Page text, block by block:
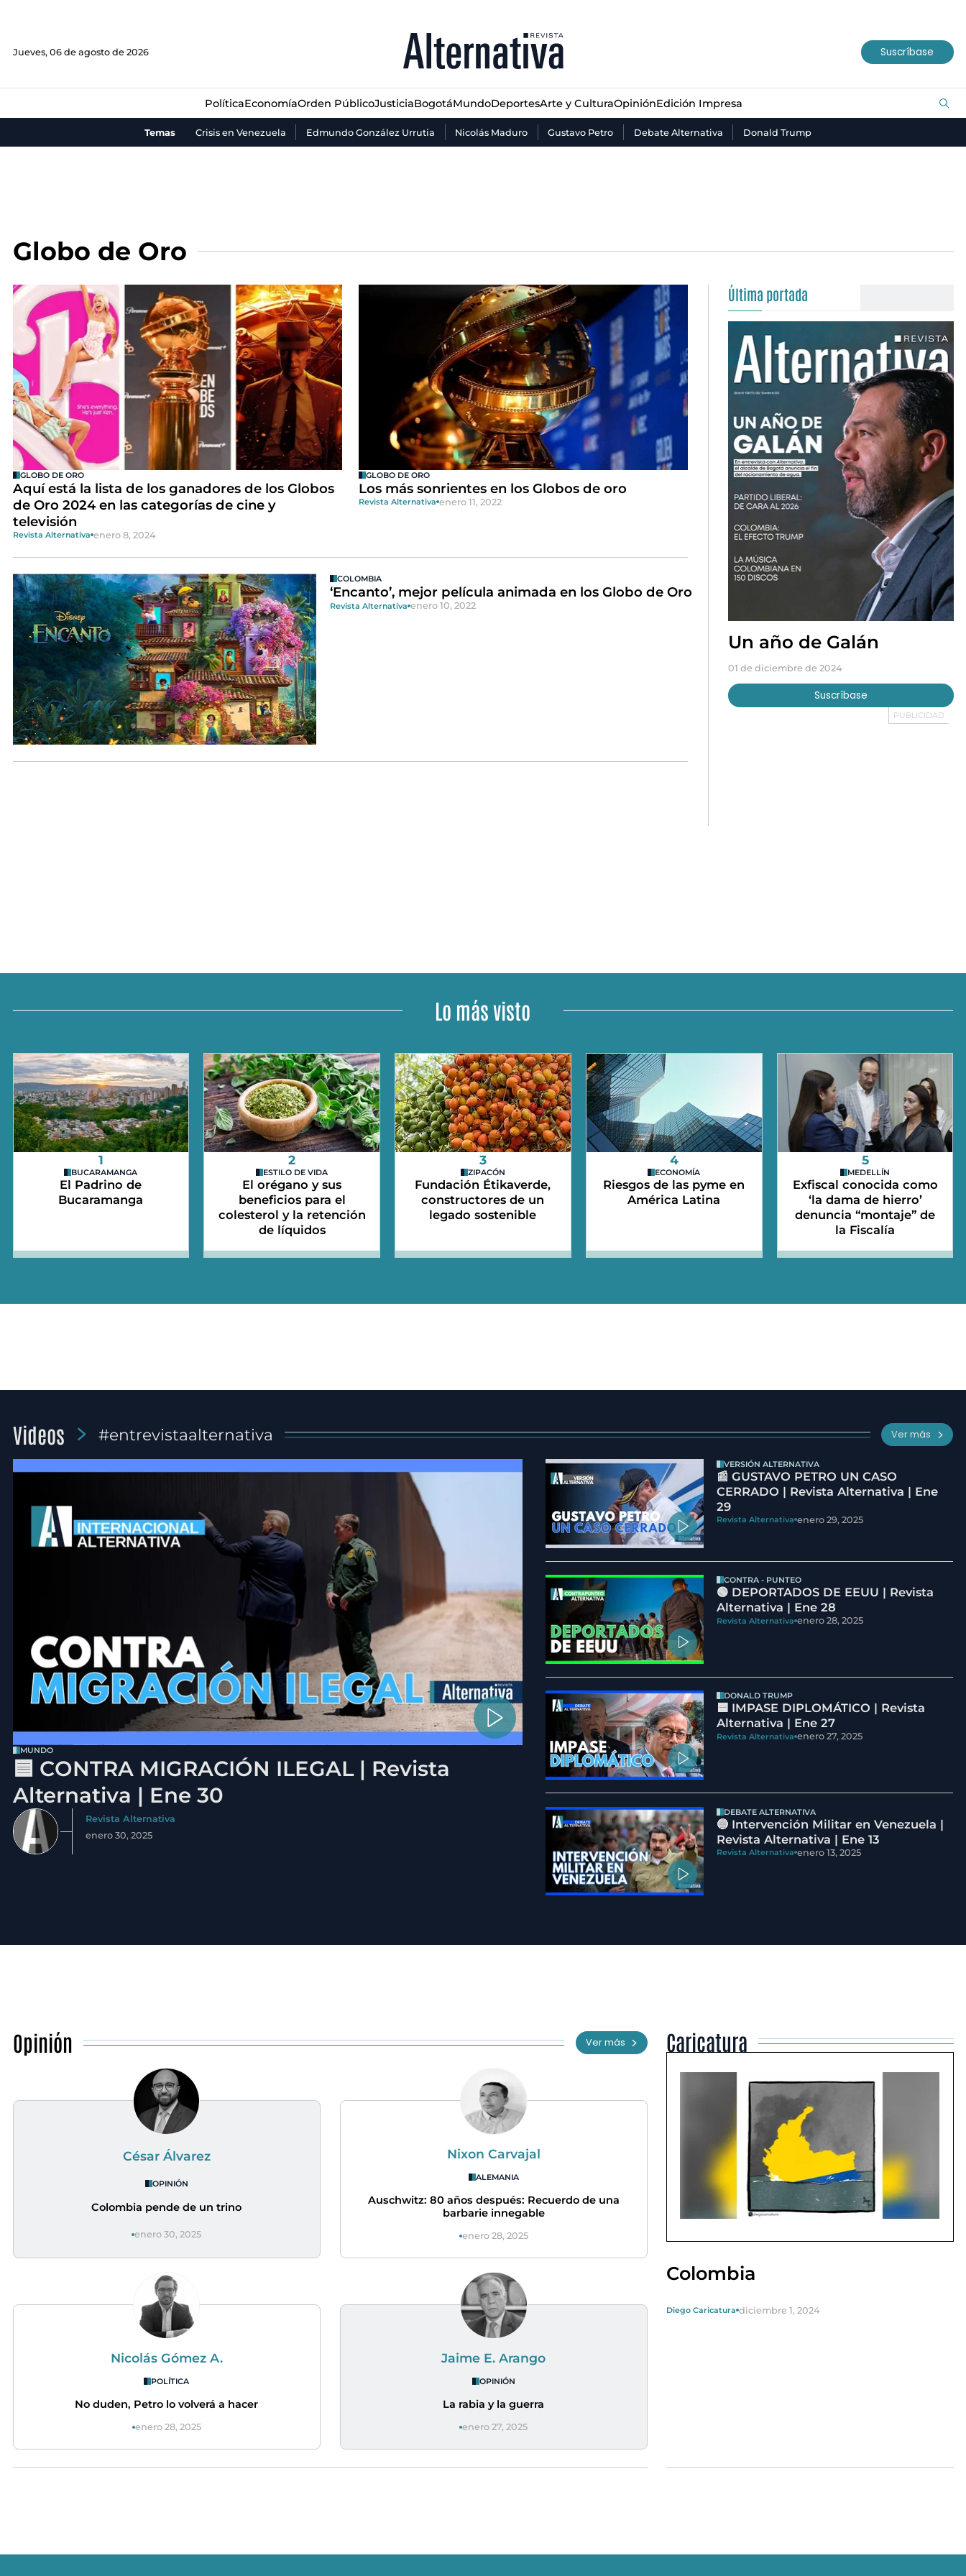
Jueves, 06 de agosto de 2026 Suscríbase
PolíticaEconomíaOrden PúblicoJusticiaBogotáMundoDeportesArte y CulturaOpiniónEdición Impresa
Temas Crisis en Venezuela Edmundo González Urrutia Nicolás Maduro Gustavo Petro Debate Alternativa Donald Trump
JusticiaBogotáMundo Deportes Arte y Cultura
Globo de Oro
GLOBO DE ORO
Aquí está la lista de los ganadores de los Globos
de Oro 2024 en las categorías de cine y
televisión
Revista Alternativa enero 8, 2024
GLOBO DE ORO
Los más sonrientes en los Globos de oro
Revista Alternativa enero 11, 2022
COLOMBIA
‘Encanto’, mejor película animada en los Globo de Oro
Revista Alternativa enero 10, 2022
Última portada
Un año de Galán
01 de diciembre de 2024
Suscríbase
Lo más visto
1
BUCARAMANGA
El Padrino de
Bucaramanga
2
ESTILO DE VIDA
El orégano y sus
beneficios para el
colesterol y la retención
de líquidos
3
ZIPACÓN
Fundación Étikaverde,
constructores de un
legado sostenible
4
ECONOMÍA
Riesgos de las pyme en
América Latina
5
MEDELLÍN
Exfiscal conocida como
‘la dama de hierro’
denuncia “montaje” de
la Fiscalía
Videos #entrevistaalternativa Ver más
MUNDO
🟦 CONTRA MIGRACIÓN ILEGAL | Revista
Alternativa | Ene 30
Revista Alternativa
enero 30, 2025
VERSIÓN ALTERNATIVA
📰 GUSTAVO PETRO UN CASO
CERRADO | Revista Alternativa | Ene
29
Revista Alternativa enero 29, 2025
CONTRA - PUNTEO
🟢 DEPORTADOS DE EEUU | Revista
Alternativa | Ene 28
Revista Alternativa enero 28, 2025
DONALD TRUMP
🟦 IMPASE DIPLOMÁTICO | Revista
Alternativa | Ene 27
Revista Alternativa enero 27, 2025
DEBATE ALTERNATIVA
🔵 Intervención Militar en Venezuela |
Revista Alternativa | Ene 13
Revista Alternativa enero 13, 2025
Opinión Ver más
César Álvarez
OPINIÓN
Colombia pende de un trino
enero 30, 2025
Nixon Carvajal
ALEMANIA
Auschwitz: 80 años después: Recuerdo de una
barbarie innegable
enero 28, 2025
Nicolás Gómez A.
POLÍTICA
No duden, Petro lo volverá a hacer
enero 28, 2025
Jaime E. Arango
OPINIÓN
La rabia y la guerra
enero 27, 2025
Caricatura
Colombia
Diego Caricatura diciembre 1, 2024